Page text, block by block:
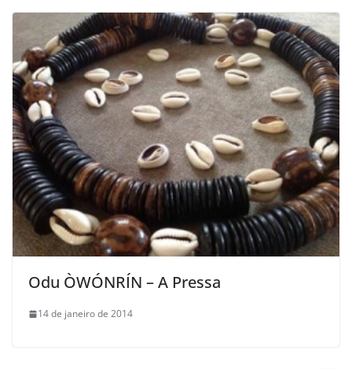
Odu ÒWÓNRÍN – A Pressa
14 de janeiro de 2014